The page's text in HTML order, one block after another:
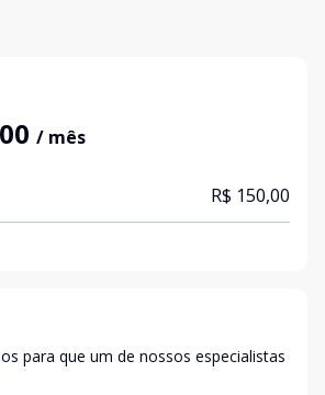
/ mês
R$ 150,00
para que um de nossos especialistas